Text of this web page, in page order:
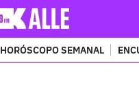
HORÓSCOPO SEMANAL